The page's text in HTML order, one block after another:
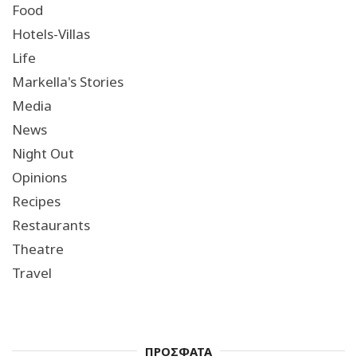
Food
Hotels-Villas
Life
Markella's Stories
Media
News
Night Out
Opinions
Recipes
Restaurants
Theatre
Travel
ΠΡΟΣΦΑΤΑ